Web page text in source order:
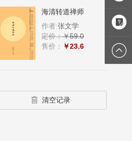
海清转道禅师
作者:张文学
定价：￥59.0
售价： ￥23.6
清空记录